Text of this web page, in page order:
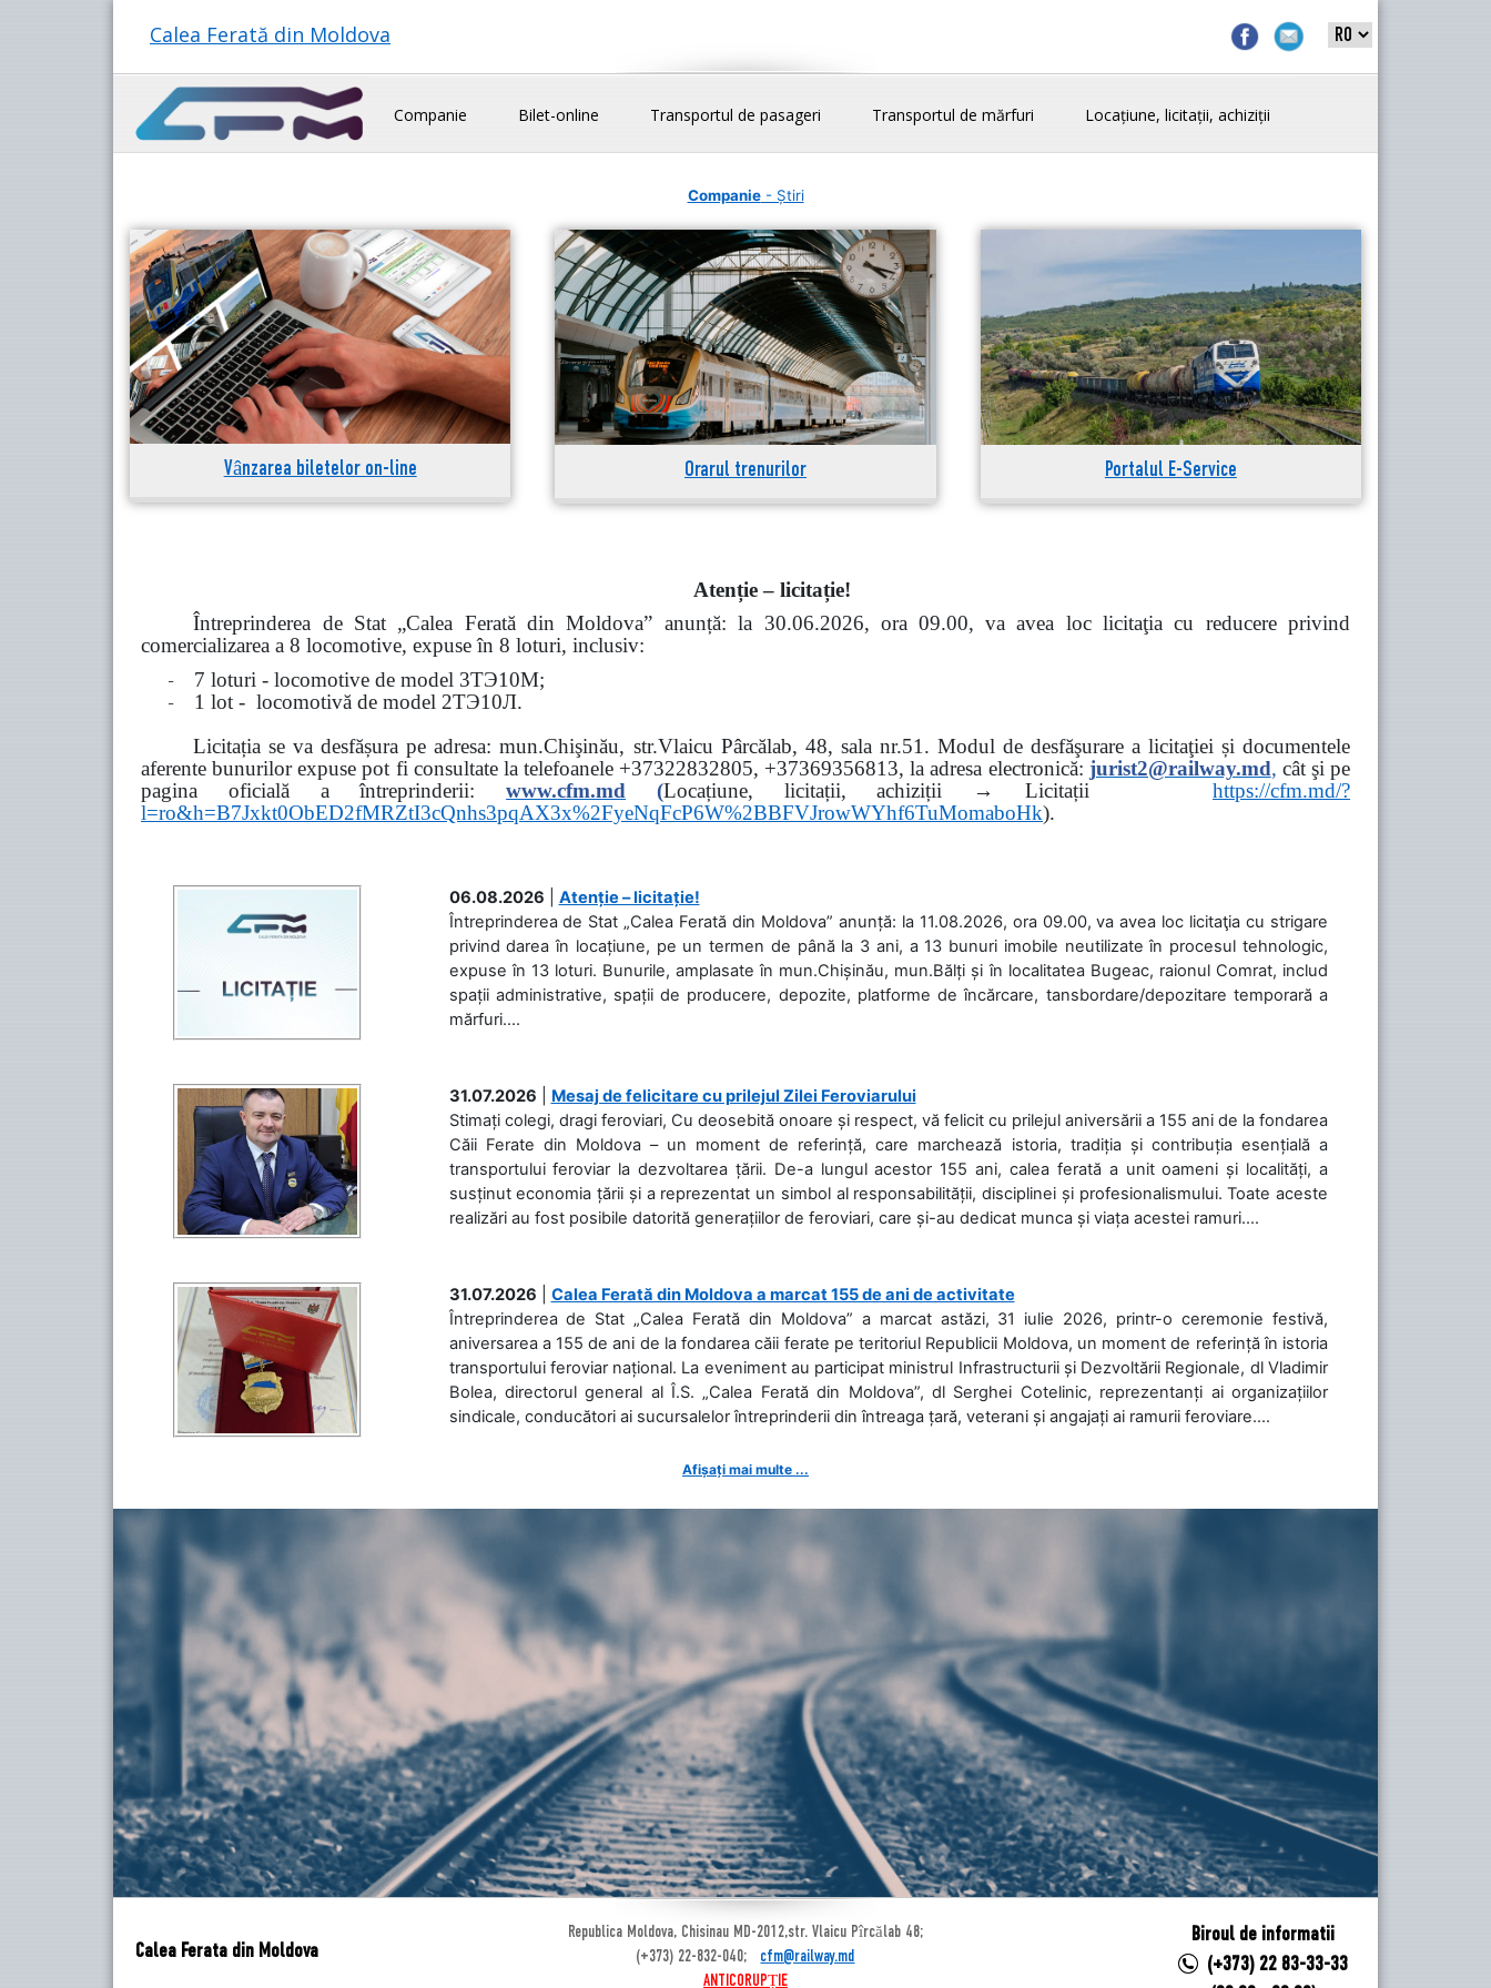
Calea Ferată din Moldova
Companie Bilet-online Transportul de pasageri Transportul de mărfuri Locațiune, licitații, achiziții
Companie- Știri
Vânzarea biletelor on-line Orarul trenurilor Portalul E-Service
Atenție – licitație!
Întreprinderea de Stat „Calea Ferată din Moldova” anunță: la 30.06.2026, ora 09.00, va avea loc licitaţia cu reducere privind
comercializarea a 8 locomotive, expuse în 8 loturi, inclusiv:
- 7 loturi - locomotive de model 3ТЭ10М;
- 1 lot - locomotivă de model 2ТЭ10Л.
Licitația se va desfășura pe adresa: mun.Chişinău, str.Vlaicu Pârcălab, 48, sala nr.51. Modul de desfăşurare a licitaţiei și documentele
aferente bunurilor expuse pot fi consultate la telefoanele +37322832805, +37369356813, la adresa electronică: jurist2@railway.md, cât şi pe
pagina oficială a întreprinderii:
www.cfm.md (Locațiune, licitații, achiziții → Licitațiihttps://cfm.md/?
l=ro&h=B7Jxkt0ObED2fMRZtI3cQnhs3pqAX3x%2FyeNqFcP6W%2BBFVJrowWYhf6TuMomaboHk).
06.08.2026
Atenție – licitație!
Întreprinderea de Stat „Calea Ferată din Moldova” anunță: la 11.08.2026, ora 09.00, va avea loc licitaţia cu strigare
privind darea în locațiune, pe un termen de până la 3 ani, a 13 bunuri imobile neutilizate în procesul tehnologic,
expuse în 13 loturi. Bunurile, amplasate în mun.Chișinău, mun.Bălți și în localitatea Bugeac, raionul Comrat, includ
spații administrative, spații de producere, depozite, platforme de încărcare, tansbordare/depozitare temporară a
mărfuri....
31.07.2026
Mesaj de felicitare cu prilejul Zilei Feroviarului
Stimați colegi, dragi feroviari, Cu deosebită onoare și respect, vă felicit cu prilejul aniversării a 155 ani de la fondarea
Căii Ferate din Moldova – un moment de referință, care marchează istoria, tradiția și contribuția esențială a
transportului feroviar la dezvoltarea țării. De-a lungul acestor 155 ani, calea ferată a unit oameni și localități, a
susținut economia țării și a reprezentat un simbol al responsabilității, disciplinei și profesionalismului. Toate aceste
realizări au fost posibile datorită generațiilor de feroviari, care și-au dedicat munca și viața acestei ramuri....
31.07.2026
Calea Ferată din Moldova a marcat 155 de ani de activitate
Întreprinderea de Stat „Calea Ferată din Moldova” a marcat astăzi, 31 iulie 2026, printr-o ceremonie festivă,
aniversarea a 155 de ani de la fondarea căii ferate pe teritoriul Republicii Moldova, un moment de referință în istoria
transportului feroviar național. La eveniment au participat ministrul Infrastructurii și Dezvoltării Regionale, dl Vladimir
Bolea, directorul general al Î.S. „Calea Ferată din Moldova”, dl Serghei Cotelinic, reprezentanți ai organizațiilor
sindicale, conducători ai sucursalelor întreprinderii din întreaga țară, veterani și angajați ai ramurii feroviare....
Afișați mai multe ...
Calea Ferata din Moldova
Republica Moldova, Chisinau MD-2012,str. Vlaicu Pîrcălab 48;
(+373) 22-832-040; cfm@railway.md
ANTICORUPȚIE
Biroul de informatii
(+373) 22 83-33-33